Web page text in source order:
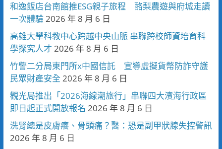
和逸飯店台南館推ESG親子旅程 酪梨農遊與府城走讀
一次體驗2026 年 8 月 6 日
高雄大學科教中心跨越中央山脈 串聯跨校師資培育科
學探究人才 2026 年 8 月 6 日
竹警二分局東門所x中國信託 宣導虛擬貨幣防詐守護
民眾財產安全 2026 年 8 月 6 日
觀光局推出「2026海線潮旅行」串聯四大濱海行政區
即日起正式開放報名 2026 年 8 月 6 日
洗腎總是皮膚癢、骨頭痛？醫：恐是副甲狀腺失控警訊
2026 年 8 月 6 日